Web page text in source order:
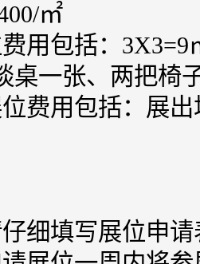
㎡
用包括：
桌一张、两把椅
费用包括：展
细填写展位申